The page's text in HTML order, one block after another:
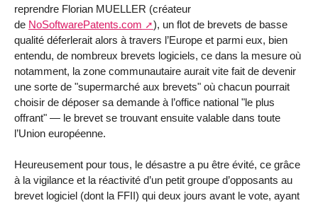
reprendre Florian MUELLER (créateur
de NoSoftwarePatents.com
), un flot de brevets de basse
qualité déferlerait alors à travers l’Europe et parmi eux, bien
entendu, de nombreux brevets logiciels, ce dans la mesure où
notamment, la zone communautaire aurait vite fait de devenir
une sorte de "supermarché aux brevets" où chacun pourrait
choisir de déposer sa demande à l’office national "le plus
offrant" — le brevet se trouvant ensuite valable dans toute
l’Union européenne.
Heureusement pour tous, le désastre a pu être évité, ce grâce
à la vigilance et la réactivité d’un petit groupe d’opposants au
brevet logiciel (dont la FFII) qui deux jours avant le vote, ayant